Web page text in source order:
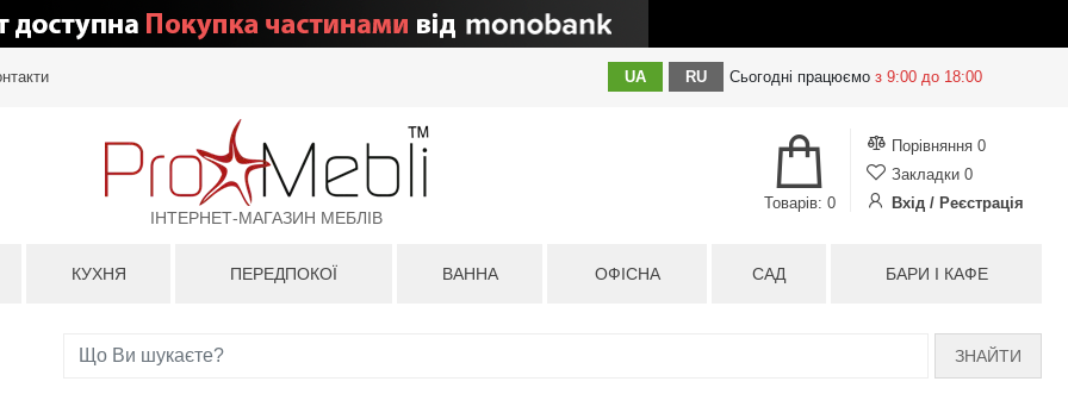
UA RU Сьогодні працюємо з 9:00 до 18:00
ІНТЕРНЕТ-МАГАЗИН МЕБЛІВ
Порівняння 0
Закладки 0
Вхід / Реєстрація
Товарів: 0
КУХНЯ ПЕРЕДПОКОЇ ВАННА ОФІСНА САД БАРИ І КАФЕ
ЗНАЙТИ